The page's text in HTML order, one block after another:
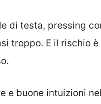
di testa, pressing
troppo. E il rischio
e buone intuizioni